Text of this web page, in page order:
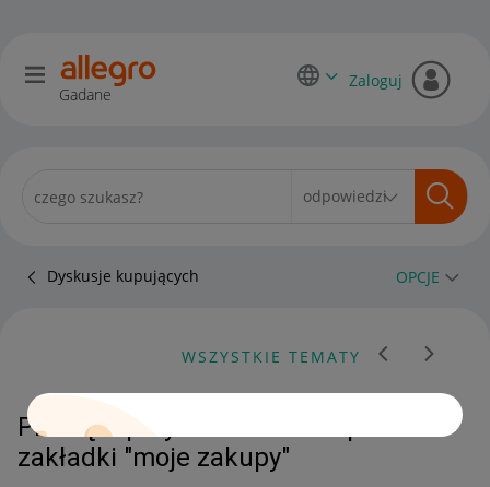
Gadane
Zaloguj
Dyskusje kupujących OPCJE
Proszę o przywrócenie zakupu do
zakładki "moje zakupy"
WSZYSTKIE TEMATY